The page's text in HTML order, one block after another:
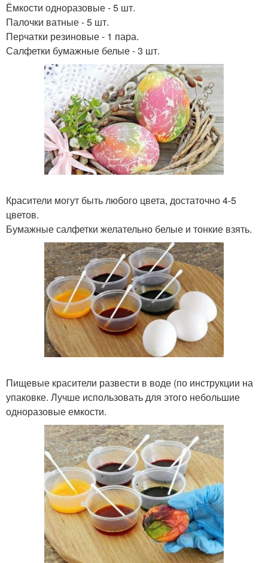
Ёмкости одноразовые - 5 шт.
Палочки ватные - 5 шт.
Перчатки резиновые - 1 пара.
Салфетки бумажные белые - 3 шт.
Красители могут быть любого цвета, достаточно 4-5
цветов.
Бумажные салфетки желательно белые и тонкие взять.
Пищевые красители развести в воде (по инструкции на
упаковке. Лучше использовать для этого небольшие
одноразовые емкости.